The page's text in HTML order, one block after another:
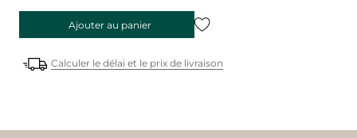
Ajouter au panier
Calculer le délai et le prix de livraison